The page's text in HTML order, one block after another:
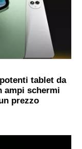
tablet da
ampi schermi
prezzo